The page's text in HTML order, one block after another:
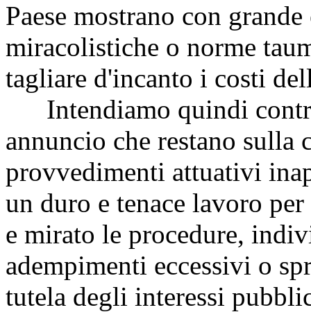
Paese mostrano con
miracolistiche o norme
tagliare d'incanto i costi
Intendiamo quindi
annuncio che restano sulla
provvedimenti attuativi
un duro e tenace lavoro
e mirato le procedure,
adempimenti eccessivi o
tutela degli interessi